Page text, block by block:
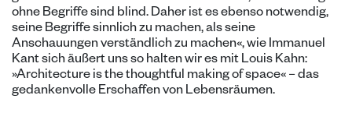
ohne Begriffe sind blind. Daher ist es ebenso notwendig,
seine Begriffe sinnlich zu machen, als seine
Anschauungen verständlich zu machen«, wie Immanuel
Kant sich äußert uns so halten wir es mit Louis Kahn:
»Architecture is the thoughtful making of space« – das
gedankenvolle Erschaffen von Lebensräumen.